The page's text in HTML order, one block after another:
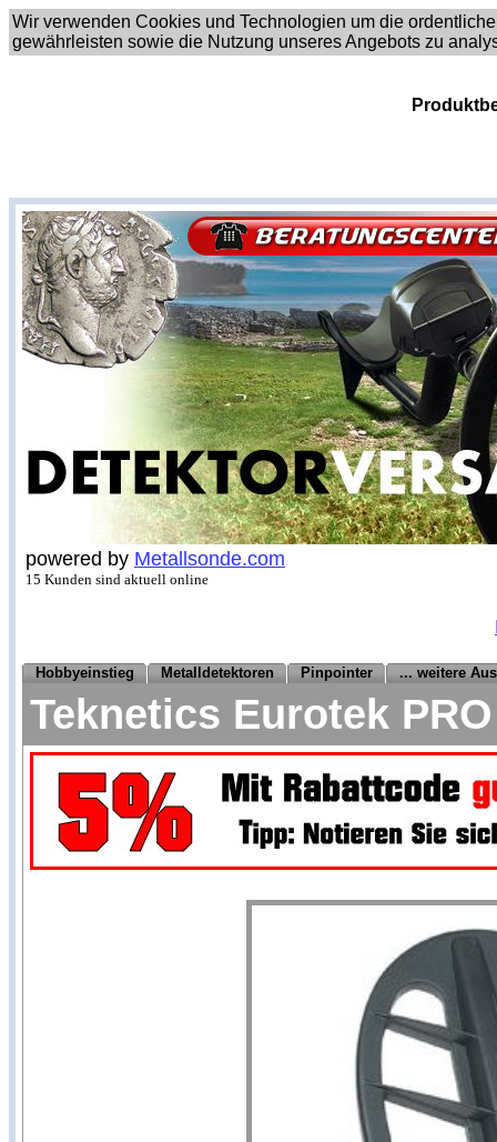
Wir verwenden Cookies und Technologien um die
gewährleisten sowie die Nutzung unseres Angebots zu
powered by Metallsonde.com
15 Kunden sind aktuell online
Hobbyeinstieg Metalldetektoren Pinpointer ... weitere
Teknetics Eurotek